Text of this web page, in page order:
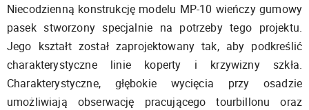
Niecodzienną konstrukcję modelu MP-10 wieńczy gumowy
pasek stworzony specjalnie na potrzeby tego projektu.
Jego kształt został zaprojektowany tak, aby podkreślić
charakterystyczne linie koperty i krzywizny szkła.
Charakterystyczne, głębokie wycięcia przy osadzie
umożliwiają obserwację pracującego tourbillonu oraz